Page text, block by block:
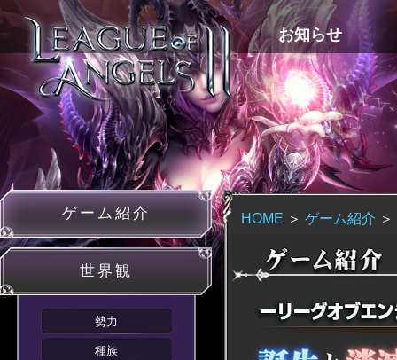
お知らせ
ゲーム紹介 プレイガイド ギャラリー
サポート
ゲーム紹介
世界観
勢力
種族
HOME ＞ ゲーム紹介 ＞